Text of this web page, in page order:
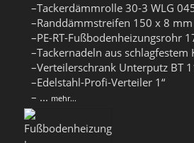
–Tackerdämmrolle 30-3 WLG
–Randdämmstreifen 150 x 8 mm
–PE-RT-Fußbodenheizungsrohr
–Tackernadeln aus schlagfestem
–Verteilerschrank Unterputz BT
–Edelstahl-Profi-Verteiler 1“
– ... mehr...